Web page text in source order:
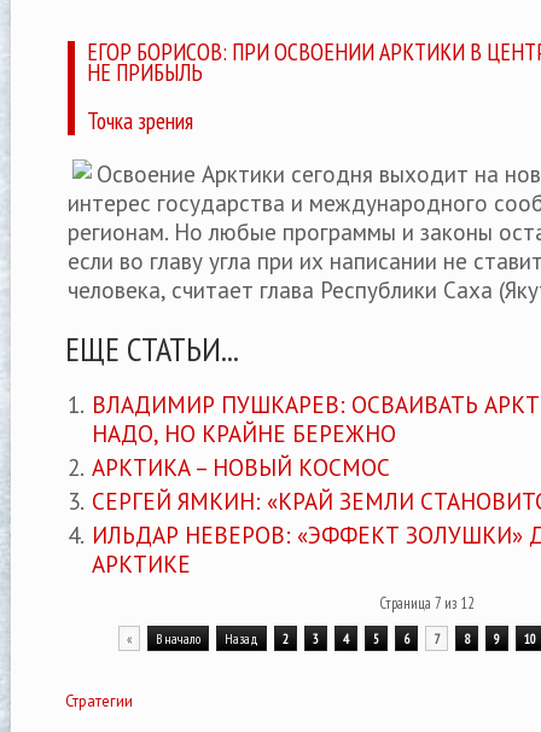
ЕГОР БОРИСОВ: ПРИ ОСВОЕНИИ АРКТИКИ В
НЕ ПРИБЫЛЬ
Точка зрения
Освоение Арктики сегодня выходит на
интерес государства и международного
регионам. Но любые программы и законы
если во главу угла при их написании не
человека, считает глава Республики Саха
ЕЩЕ СТАТЬИ...
ВЛАДИМИР ПУШКАРЕВ: ОСВАИВАТЬ
НАДО, НО КРАЙНЕ БЕРЕЖНО
АРКТИКА – НОВЫЙ КОСМОС
СЕРГЕЙ ЯМКИН: «КРАЙ ЗЕМЛИ
ИЛЬДАР НЕВЕРОВ: «ЭФФЕКТ ЗОЛУШКИ»
АРКТИКЕ
Страница 7 из 12
« В начало Назад 2 3 4 5 6 7 8 9 10
Стратегии